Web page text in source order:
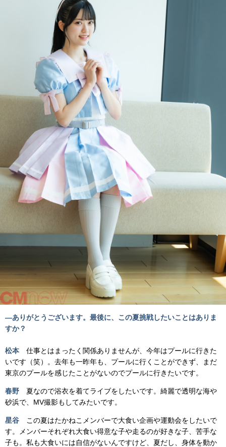
―ありがとうございます。最後に、この夏挑戦したいことはありま
すか？
松本 仕事とはまったく関係ありませんが、今年はプールに行きた
いです（笑）。去年も一昨年も、プールに行くことができず、まだ
東京のプールを感じたことがないのでプールに行きたいです。
春野 夏なので浴衣を着てライブをしたいです。綺麗で透明な海や
砂浜で、MV撮影もしてみたいです。
星谷 この夏はたかねこメンバーで大食い企画や運動会をしたいで
す。メンバーそれぞれ大食い得意な子や走るのが好きな子、苦手な
子も。私も大食いには自信がないんですけど、夏だし、身体を動か